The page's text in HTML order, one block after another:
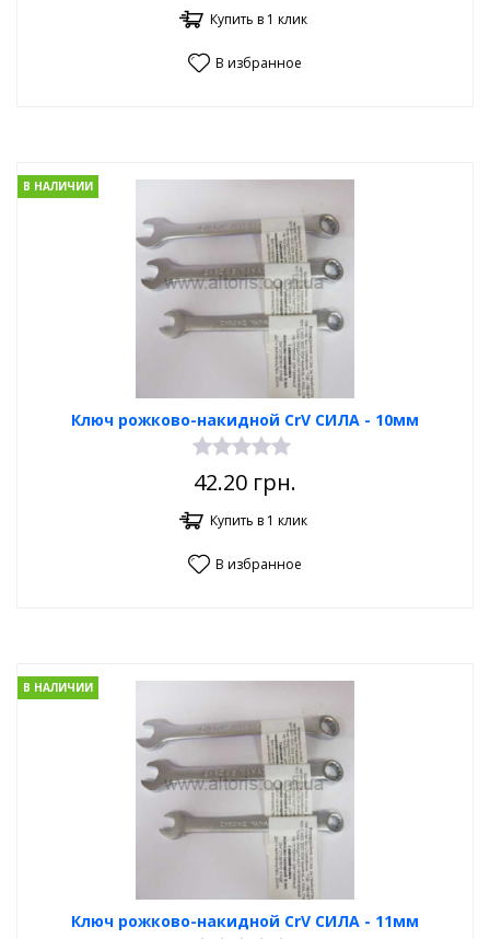
Купить в 1 клик
В избранное
Ключ рожково-накидной CrV СИЛА - 10мм
В НАЛИЧИИ
42.20 грн.
Купить в 1 клик
В избранное
Ключ рожково-накидной CrV СИЛА - 11мм
В НАЛИЧИИ